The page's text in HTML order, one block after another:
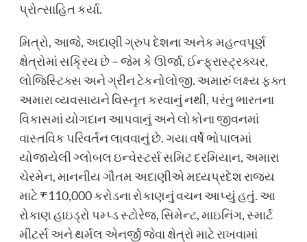
પ્રોત્સાહિત કર્યા.
મિત્રો, આજે, અદાણી ગ્રુપ દેશના અનેક મહત્વપૂર્ણ
ક્ષેત્રોમાં સક્રિય છે – જેમ કે ઊર્જા, ઈન્ફ્રાસ્ટ્રક્ચર,
લોજિસ્ટિક્સ અને ગ્રીન ટેકનોલોજી. અમારું લક્ષ્ય ફક્ત
અમારા વ્યવસાયને વિસ્તૃત કરવાનું નથી, પરંતુ ભારતના
વિકાસમાં યોગદાન આપવાનું અને લોકોના જીવનમાં
વાસ્તવિક પરિવર્તન લાવવાનું છે. ગયા વર્ષે ભોપાલમાં
યોજાયેલી ગ્લોબલ ઇન્વેસ્ટર્સ સમિટ દરમિયાન, અમારા
ચેરમેન, માનનીય ગૌતમ અદાણીએ મધ્યપ્રદેશ રાજ્ય
માટે ₹110,000 કરોડના રોકાણનું વચન આપ્યું હતું. આ
રોકાણ હાઇડ્રો પમ્પ્ડ સ્ટોરેજ, સિમેન્ટ, માઇનિંગ, સ્માર્ટ
મીટર્સ અને થર્મલ એનર્જી જેવા ક્ષેત્રો માટે રાખવામાં